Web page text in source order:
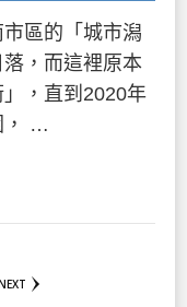
市區的「城市潟
，而這裡原本
，直到2020年
， …